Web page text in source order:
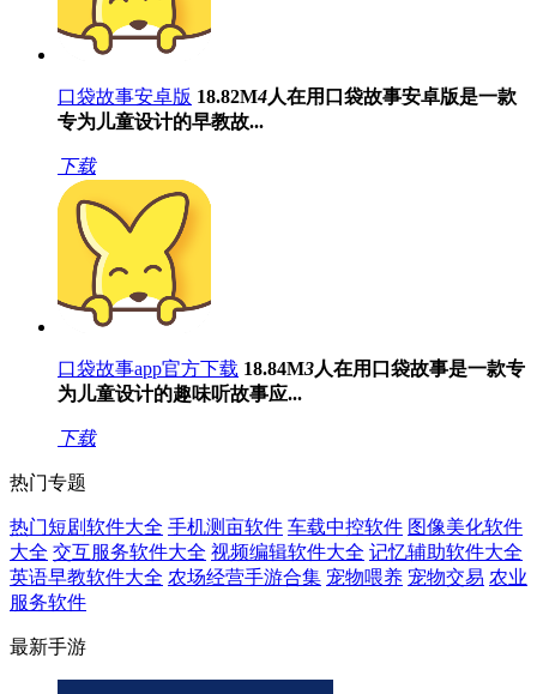
口袋故事安卓版 18.82M4人在用 口袋故事安卓版是一款
专为儿童设计的早教故...
下载
口袋故事app官方下载 18.84M3人在用 口袋故事是一款专
为儿童设计的趣味听故事应...
下载
热门专题
热门短剧软件大全 手机测亩软件 车载中控软件 图像美化软件
大全 交互服务软件大全 视频编辑软件大全 记忆辅助软件大全
英语早教软件大全 农场经营手游合集 宠物喂养 宠物交易 农业
服务软件
最新手游